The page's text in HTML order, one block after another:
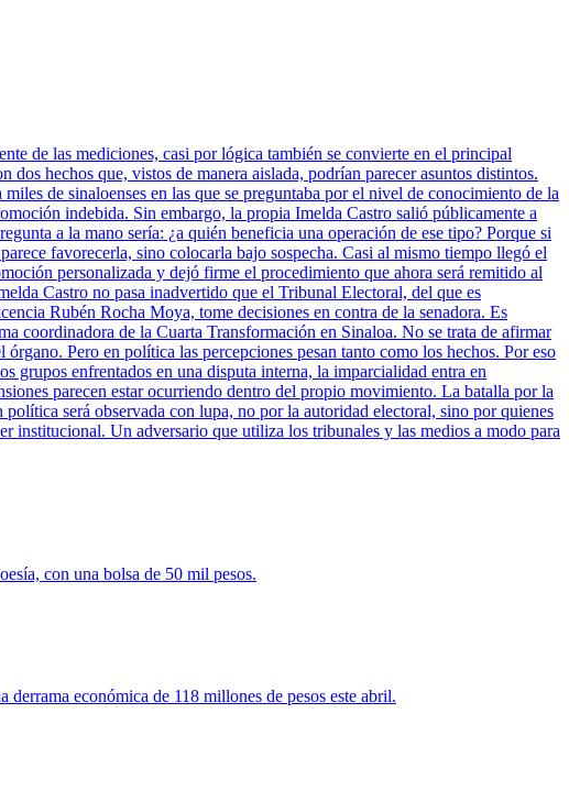
de las mediciones, casi por lógica también se convierte en el principal
hechos que, vistos de manera aislada, podrían parecer asuntos distintos.
de sinaloenses en las que se preguntaba por el nivel de conocimiento de la
indebida. Sin embargo, la propia Imelda Castro salió públicamente a
a la mano sería: ¿a quién beneficia una operación de ese tipo? Porque si
favorecerla, sino colocarla bajo sospecha. Casi al mismo tiempo llegó el
personalizada y dejó firme el procedimiento que ahora será remitido al
Castro no pasa inadvertido que el Tribunal Electoral, del que es
Rubén Rocha Moya, tome decisiones en contra de la senadora. Es
coordinadora de la Cuarta Transformación en Sinaloa. No se trata de afirmar
Pero en política las percepciones pesan tanto como los hechos. Por eso
grupos enfrentados en una disputa interna, la imparcialidad entra en
parecen estar ocurriendo dentro del propio movimiento. La batalla por la
será observada con lupa, no por la autoridad electoral, sino por quienes
institucional. Un adversario que utiliza los tribunales y las medios a modo para
con una bolsa de 50 mil pesos.
económica de 118 millones de pesos este abril.